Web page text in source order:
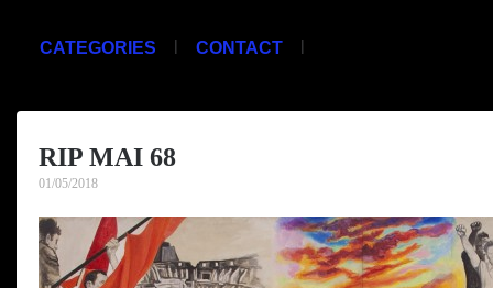
CATEGORIES | CONTACT |
RIP MAI 68
01/05/2018